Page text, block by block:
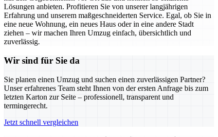
Lösungen anbieten. Profitieren Sie von unserer langjährigen
Erfahrung und unserem maßgeschneiderten Service. Egal, ob Sie in
eine neue Wohnung, ein neues Haus oder in eine andere Stadt
ziehen – wir machen Ihren Umzug einfach, übersichtlich und
zuverlässig.
Wir sind für Sie da
Sie planen einen Umzug und suchen einen zuverlässigen Partner?
Unser erfahrenes Team steht Ihnen von der ersten Anfrage bis zum
letzten Karton zur Seite – professionell, transparent und
termingerecht.
Jetzt schnell vergleichen